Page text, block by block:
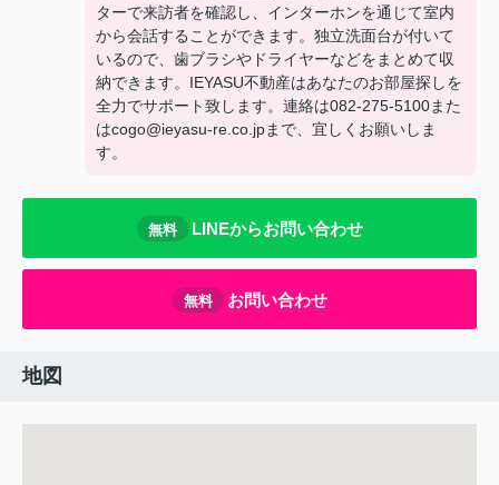
ターで来訪者を確認し、インターホンを通じて室内
から会話することができます。独立洗面台が付いて
いるので、歯ブラシやドライヤーなどをまとめて収
納できます。IEYASU不動産はあなたのお部屋探しを
全力でサポート致します。連絡は082-275-5100また
はcogo@ieyasu-re.co.jpまで、宜しくお願いしま
す。
無料 LINEからお問い合わせ
無料 お問い合わせ
地図